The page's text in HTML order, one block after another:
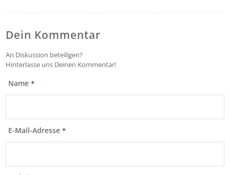
Dein Kommentar
An Diskussion beteiligen?
Hinterlasse uns Deinen Kommentar!
Name*
E-Mail-Adresse*